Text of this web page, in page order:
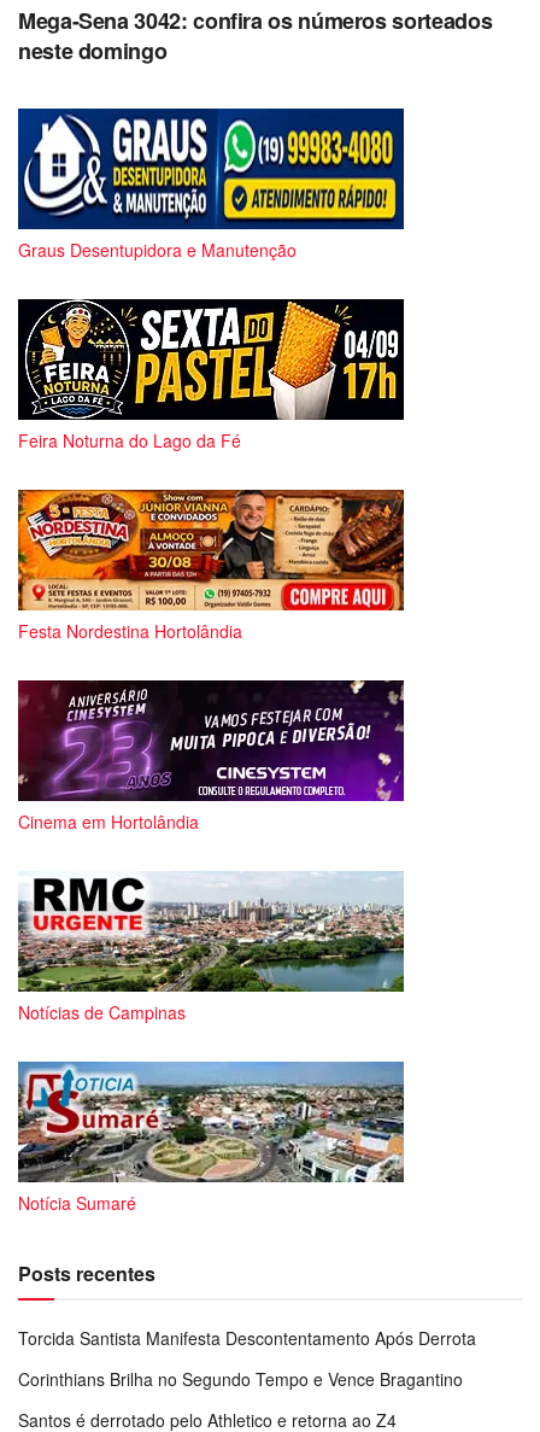
Mega-Sena 3042: confira os números sorteados
neste domingo
Graus Desentupidora e Manutenção
Feira Noturna do Lago da Fé
Festa Nordestina Hortolândia
Cinema em Hortolândia
Notícias de Campinas
Notícia Sumaré
Posts recentes
Torcida Santista Manifesta Descontentamento Após Derrota
Corinthians Brilha no Segundo Tempo e Vence Bragantino
Santos é derrotado pelo Athletico e retorna ao Z4